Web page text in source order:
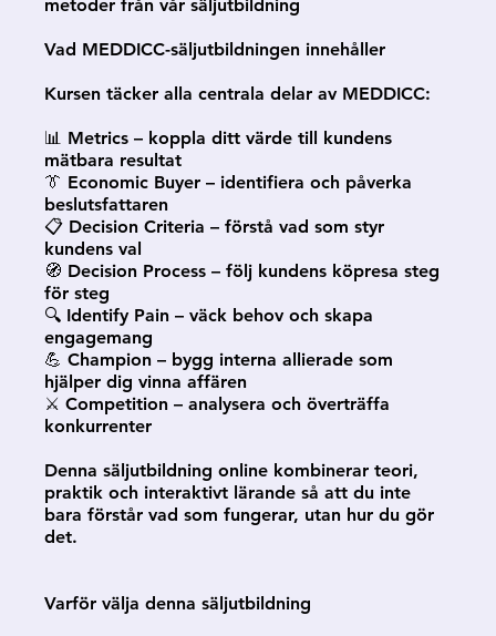
metoder från vår säljutbildning
Vad MEDDICC-säljutbildningen innehåller
Kursen täcker alla centrala delar av MEDDICC:
📊 Metrics – koppla ditt värde till kundens
mätbara resultat
👔 Economic Buyer – identifiera och påverka
beslutsfattaren
📋 Decision Criteria – förstå vad som styr
kundens val
🧭 Decision Process – följ kundens köpresa steg
för steg
🔍 Identify Pain – väck behov och skapa
engagemang
💪 Champion – bygg interna allierade som
hjälper dig vinna affären
⚔️ Competition – analysera och överträffa
konkurrenter
Denna säljutbildning online kombinerar teori,
praktik och interaktivt lärande så att du inte
bara förstår vad som fungerar, utan hur du gör
det.
Varför välja denna säljutbildning